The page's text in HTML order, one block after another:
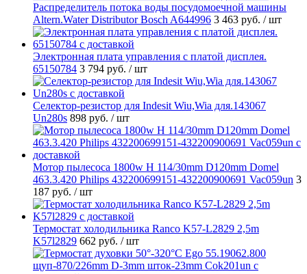
Распределитель потока воды посудомоечной машины
Altern.Water Distributor Bosch A644996 3 463 руб. / шт
Электронная плата управления с платой дисплея.
65150784 3 794 руб. / шт
Селектор-резистор для Indesit Wiu,Wia для.143067
Un280s 898 руб. / шт
Мотор пылесоса 1800w H 114/30mm D120mm Domel
463.3.420 Philips 432200699151-432200900691 Vac059un 3
187 руб. / шт
Термостат холодильника Ranco K57-L2829 2,5m
K57l2829 662 руб. / шт